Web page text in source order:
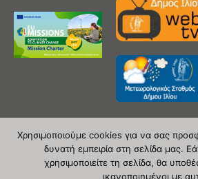
Copyright 2020 © Δήμος
Χρησιμοποιούμε cookies για να σας
δυνατή εμπειρία στη σελίδα μας.
χρησιμοποιείτε τη σελίδα, θα
ικανοποιημένοι με